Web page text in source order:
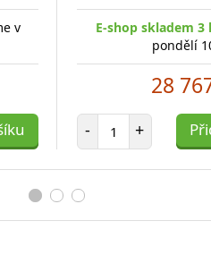
v
E-shop skladem 3
pondělí
28
- Počet položek
+